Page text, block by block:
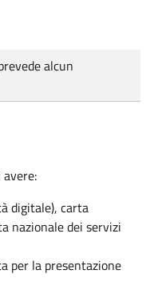
alcun
digitale), carta
nazionale dei servizi
per la presentazione